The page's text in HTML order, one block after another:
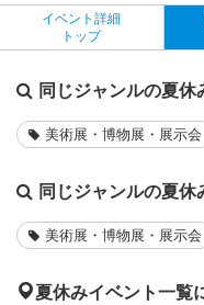
イベント詳細
トップ
同じジャンルの夏休
美術展・博物展・展示会
同じジャンルの夏休
美術展・博物展・展示会
夏休みイベント一覧